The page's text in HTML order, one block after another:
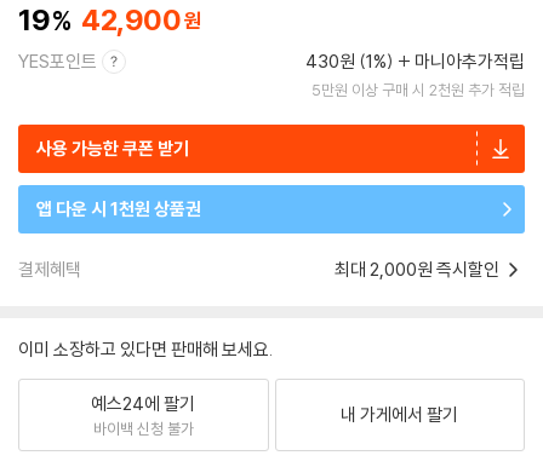
19 42,900
YES포인트 430원 (1%) 마니아추가적립
5만원 이상 구매 시 2천원 추가 적립
사용 가능한 쿠폰 받기
앱 다운 시 1천원 상품권
결제혜택 최대 2,000원 즉시할인
이미 소장하고 있다면 판매해 보세요.
예스24에 팔기
바이백 신청 불가
내 가게에서 팔기